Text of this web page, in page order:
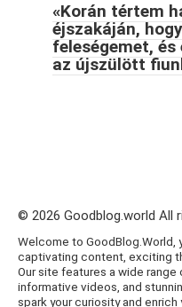
«Korán tértem
éjszakáján,
feleségemet,
az újszülött
© 2026 Goodblog.world All
Welcome to GoodBlog.World,
captivating content, exciting
Our site features a wide range
informative videos, and
spark your curiosity and